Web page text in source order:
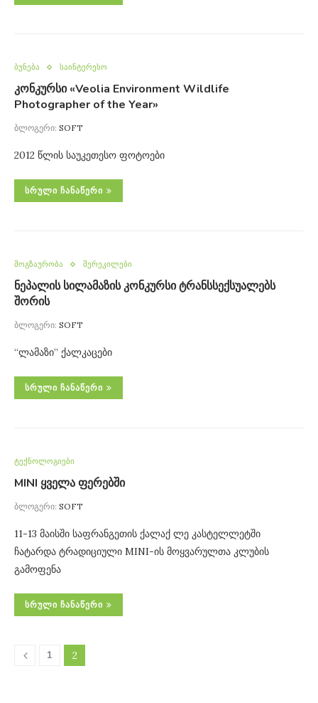
ბუნება საინტერესო
კონკურსი «Veolia Environment Wildlife
Photographer of the Year»
ბლოგერი: SOFT
2012 წლის საუკეთესო ფოტოები
ᲡᲠᲣᲚᲘ ᲩᲐᲜᲐᲬᲔᲠᲘ
მოგზაურობა შერეკილები
ნეპალის სილამაზის კონკურსი ტრანსსექსუალებს
შორის
ბლოგერი: SOFT
“ლამაზი” ქალკაცები
ᲡᲠᲣᲚᲘ ᲩᲐᲜᲐᲬᲔᲠᲘ
ტექნოლოგიები
MINI ყველა ფერებში
ბლოგერი: SOFT
11-13 მაისში საფრანგეთის ქალაქ ლე კასტელლეტში
ჩატარდა ტრადიციული MINI-ის მოყვარულთა კლუბის
გამოფენა
ᲡᲠᲣᲚᲘ ᲩᲐᲜᲐᲬᲔᲠᲘ
1 2